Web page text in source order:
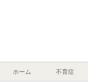
ホーム 不育症